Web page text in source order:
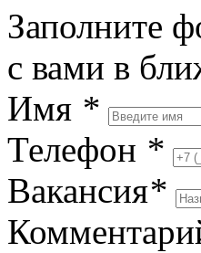
Заполните
с вами в
Имя *
Телефон *
Вакансия*